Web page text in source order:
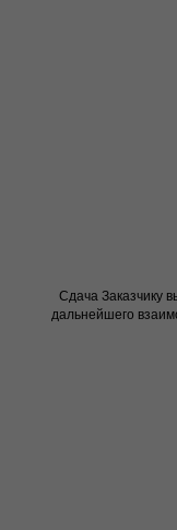
Сдача Заказчику
дальнейшего